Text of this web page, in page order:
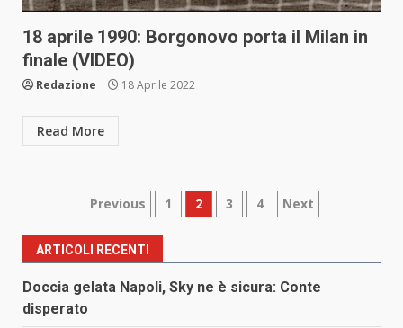
18 aprile 1990: Borgonovo porta il Milan in
finale (VIDEO)
Redazione 18 Aprile 2022
Read More
Paginazione
degli
articoli
Previous 1 2 3 4 Next
ARTICOLI RECENTI
Doccia gelata Napoli, Sky ne è sicura: Conte
disperato